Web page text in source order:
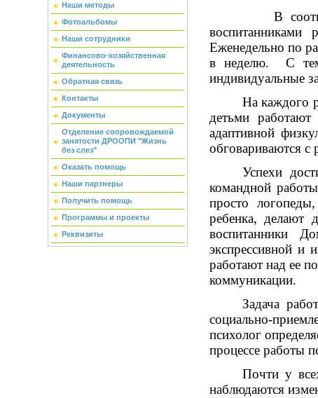
Наши методы
Фотоальбомы
Наши сотрудники
Финансово-хозяйственная
деятельность
Обратная связь
Контакты
Документы
Отделение сопровождаемой
занятости ДРООПИ "Жизнь
без слез"
Оказать помощь
Наши партнеры
Получить помощь
Программы и проекты
Реквизиты
В
воспитанниками
Еженедельно по
в неделю. С
индивидуальные
На каждого
детьми
адаптивной
обговариваются с
Успехи
командной
просто
ребенка, делают
воспитанники
экспрессивной и
работают над ее
коммуникации.
Задача
социально-
психолог
процессе работы
Почти у
наблюдаются